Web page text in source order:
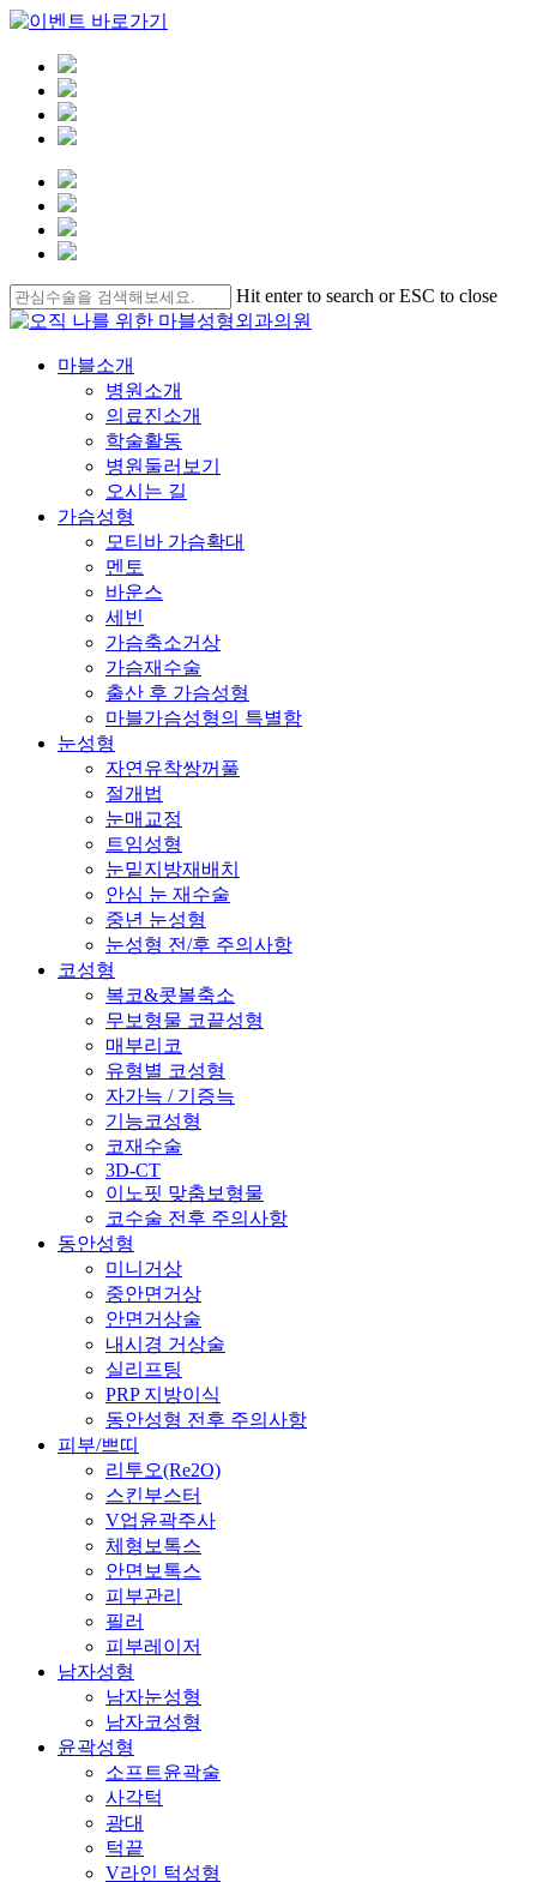
Skip
to
main
content
Hit enter to search or ESC to close
Close
Menu
마블소개
병원소개
의료진소개
학술활동
병원둘러보기
오시는 길
가슴성형
모티바 가슴확대
멘토
바운스
세빈
가슴축소거상
가슴재수술
출산 후 가슴성형
마블가슴성형의 특별함
눈성형
자연유착쌍꺼풀
절개법
눈매교정
트임성형
눈밑지방재배치
안심 눈 재수술
중년 눈성형
눈성형 전/후 주의사항
코성형
복코&콧볼축소
무보형물 코끝성형
매부리코
유형별 코성형
자가늑 / 기증늑
기능코성형
코재수술
3D-CT
이노핏 맞춤보형물
코수술 전후 주의사항
동안성형
미니거상
중안면거상
안면거상술
내시경 거상술
실리프팅
PRP 지방이식
동안성형 전후 주의사항
피부/쁘띠
리투오(Re2O)
스킨부스터
V업윤곽주사
체형보톡스
안면보톡스
피부관리
필러
피부레이저
남자성형
남자눈성형
남자코성형
윤곽성형
소프트윤곽술
사각턱
광대
턱끝
V라인 턱성형